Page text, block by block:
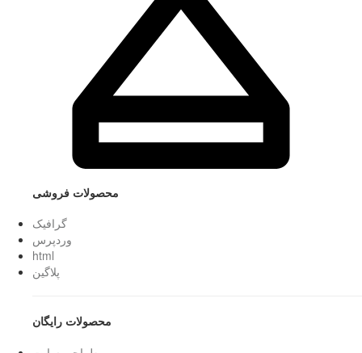
محصولات فروشی
گرافیک
وردپرس
html
پلاگین
محصولات رایگان